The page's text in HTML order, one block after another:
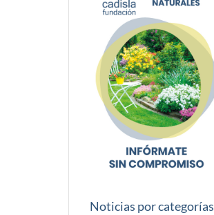
Noticias por categorías